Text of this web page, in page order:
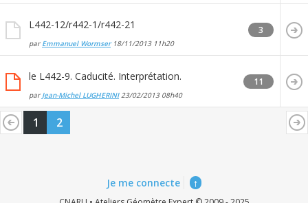
L442-12/r442-1/r442-21
par Emmanuel Wormser18/11/2013 11h20
3
le L442-9. Caducité. Interprétation.
par Jean-Michel LUGHERINI23/02/2013 08h40
11
1 2
Je me connecte ↑